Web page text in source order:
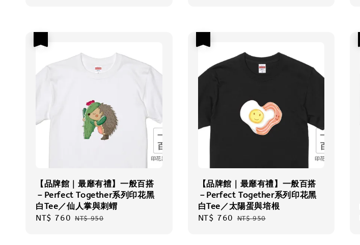
【品牌館｜最靡有禮】一般百搭
－Perfect Together系列印花黑
白Tee／仙人掌與刺蝟
Sale
NT$ 760 Regular
NT$ 950
【品牌館｜最靡有禮】一般百搭
－Perfect Together系列印花黑
白Tee／太陽蛋與培根
Sale
NT$ 760 Regular
NT$ 950